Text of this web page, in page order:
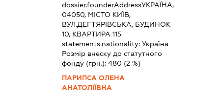
dossier.founderAddressУКРАЇНА,
04050, МІСТО КИЇВ,
ВУЛ.ДЕГТЯРІВСЬКА, БУДИНОК
10, КВАРТИРА 115
statements.nationality:Україна
Розмір внеску до статутного
фонду (грн.):480 (2 %)
ПАРИПСА ОЛЕНА
АНАТОЛІЇВНА